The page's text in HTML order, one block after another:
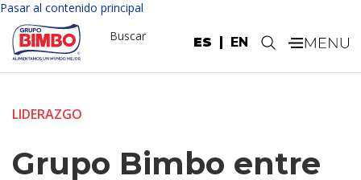
Pasar al contenido principal
ES EN
Buscar .
LIDERAZGO
Grupo Bimbo entre